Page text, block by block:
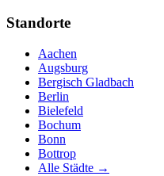
Standorte
Aachen
Augsburg
Bergisch Gladbach
Berlin
Bielefeld
Bochum
Bonn
Bottrop
Alle Städte →